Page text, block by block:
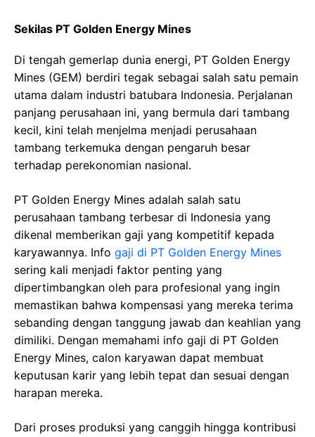
Sekilas PT Golden Energy Mines
Di tengah gemerlap dunia energi, PT Golden Energy
Mines (GEM) berdiri tegak sebagai salah satu pemain
utama dalam industri batubara Indonesia. Perjalanan
panjang perusahaan ini, yang bermula dari tambang
kecil, kini telah menjelma menjadi perusahaan
tambang terkemuka dengan pengaruh besar
terhadap perekonomian nasional.
PT Golden Energy Mines adalah salah satu
perusahaan tambang terbesar di Indonesia yang
dikenal memberikan gaji yang kompetitif kepada
karyawannya. Info gaji di PT Golden Energy Mines
sering kali menjadi faktor penting yang
dipertimbangkan oleh para profesional yang ingin
memastikan bahwa kompensasi yang mereka terima
sebanding dengan tanggung jawab dan keahlian yang
dimiliki. Dengan memahami info gaji di PT Golden
Energy Mines, calon karyawan dapat membuat
keputusan karir yang lebih tepat dan sesuai dengan
harapan mereka.
Dari proses produksi yang canggih hingga kontribusi